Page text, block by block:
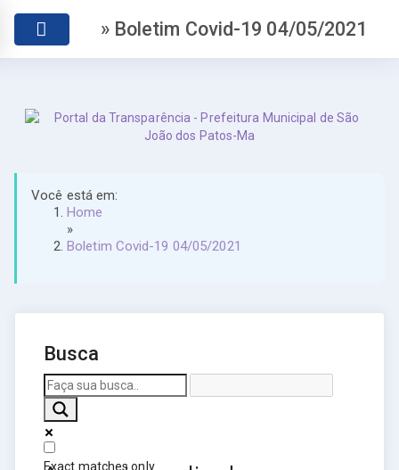
» Boletim Covid-19 04/05/2021
Você está em:
Home
»
Boletim Covid-19 04/05/2021
Busca
Exact matches only